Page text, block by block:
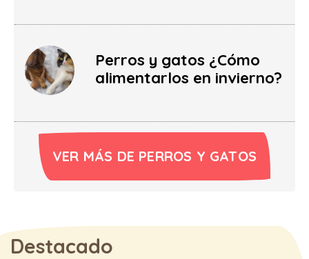
Perros y gatos ¿Cómo
alimentarlos en invierno?
VER MÁS DE PERROS Y GATOS
Destacado